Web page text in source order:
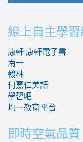
:::
線上自主學
康軒 康軒電子書
南一
翰林
何嘉仁美語
學習吧
均一教育平台
即時空氣品質